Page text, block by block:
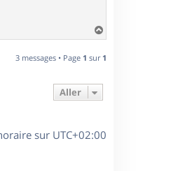
a
t
3 messages • Page 1 sur 1
Aller
sur UTC+02:00